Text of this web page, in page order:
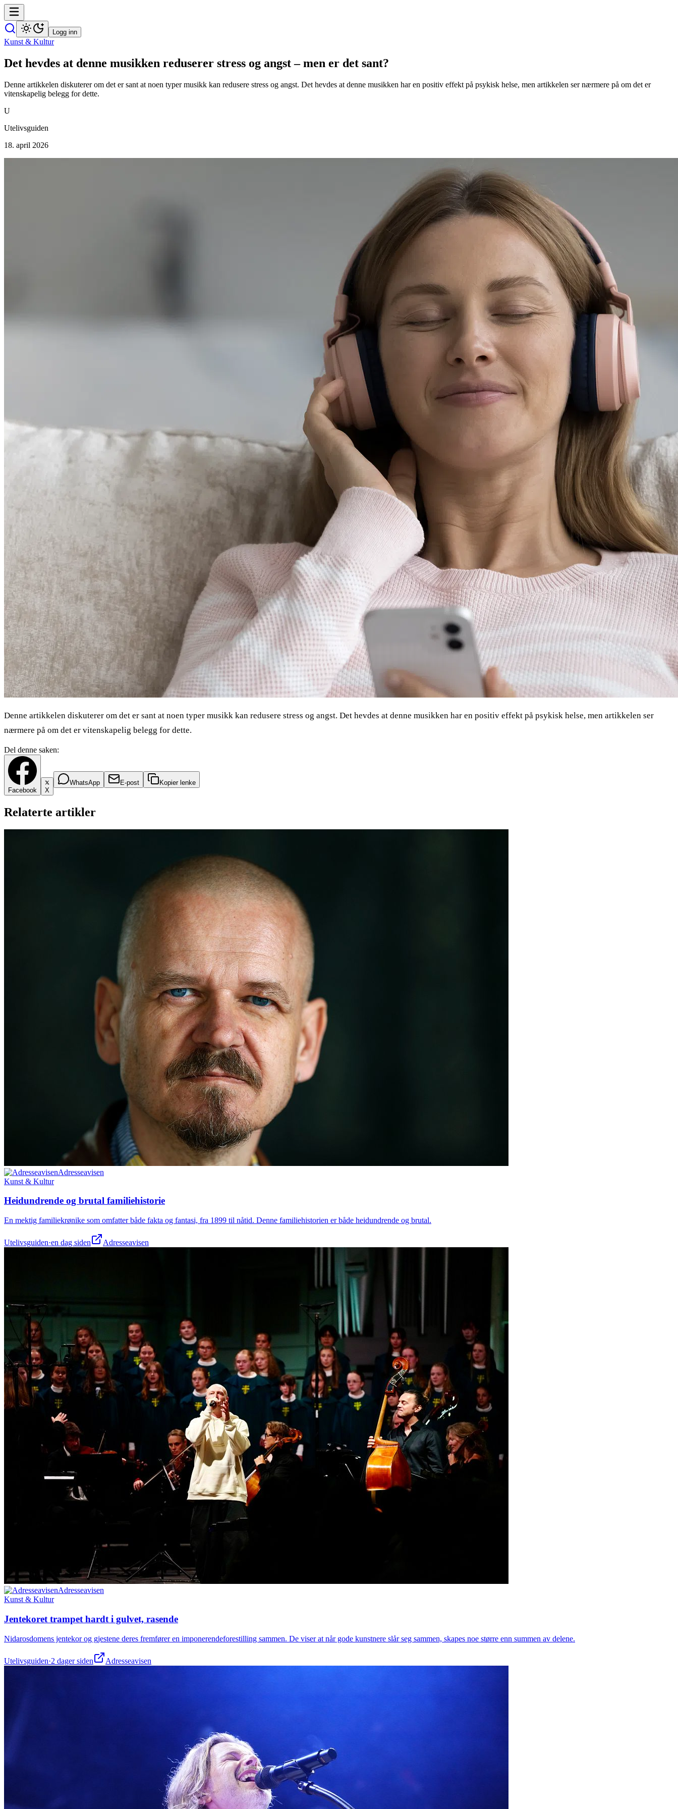
Logg inn
Kunst & Kultur
Det hevdes at denne musikken reduserer stress og angst – men er det sant?
Denne artikkelen diskuterer om det er sant at noen typer musikk kan redusere stress og angst. Det hevdes at denne musikken har en positiv effekt på psykisk helse, men artikkelen ser nærmere på om det er
vitenskapelig belegg for dette.
U
Utelivsguiden
18. april 2026
Denne artikkelen diskuterer om det er sant at noen typer musikk kan redusere stress og angst. Det hevdes at denne musikken har en positiv effekt på psykisk helse, men artikkelen ser
nærmere på om det er vitenskapelig belegg for dette.
Del denne saken:
Facebook X
WhatsApp E-post Kopier lenke
Relaterte artikler
Adresseavisen
Kunst & Kultur
Heidundrende og brutal familiehistorie
En mektig familiekrønike som omfatter både fakta og fantasi, fra 1899 til nåtid. Denne familiehistorien er både heidundrende og brutal.
Utelivsguiden·en dag siden Adresseavisen
Adresseavisen
Kunst & Kultur
Jentekoret trampet hardt i gulvet, rasende
Nidarosdomens jentekor og gjestene deres fremfører en imponerendeforestilling sammen. De viser at når gode kunstnere slår seg sammen, skapes noe større enn summen av delene.
Utelivsguiden·2 dager siden Adresseavisen